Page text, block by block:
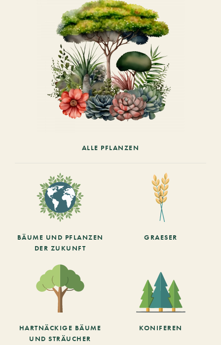
ALLE PFLANZEN
BÄUME UND PFLANZEN
DER ZUKUNFT
GRAESER
HARTNÄCKIGE BÄUME
UND STRÄUCHER
KONIFEREN